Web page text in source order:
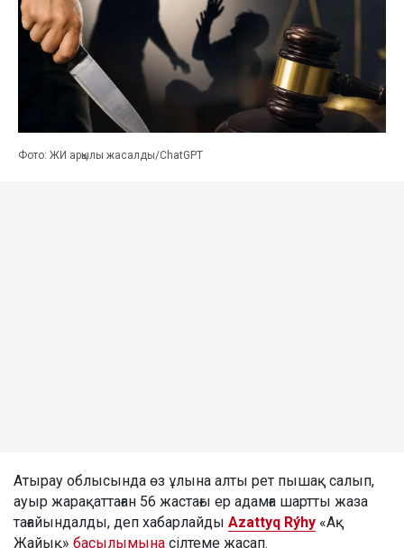
Фото: ЖИ арқылы жасалды/ChatGPT
Атырау облысында өз ұлына алты рет пышақ салып,
ауыр жарақаттаған 56 жастағы ер адамға шартты жаза
тағайындалды, деп хабарлайды Azattyq Rýhy «Ақ
Жайық» басылымына сілтеме жасап.